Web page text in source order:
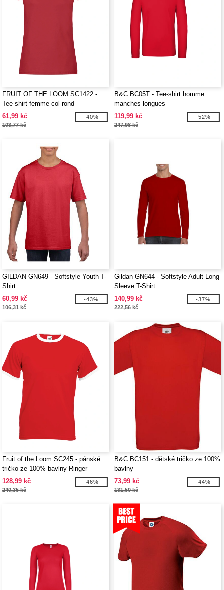
FRUIT OF THE LOOM SC1422 -
Tee-shirt femme col rond
61,99 kč
103,77 kč
-40%
B&C BC05T - Tee-shirt homme
manches longues
119,99 kč
247,98 kč
-52%
GILDAN GN649 - Softstyle Youth T-
Shirt
60,99 kč
106,31 kč
-43%
Gildan GN644 - Softstyle Adult Long
Sleeve T-Shirt
140,99 kč
222,56 kč
-37%
Fruit of the Loom SC245 - pánské
tričko ze 100% bavlny Ringer
128,99 kč
240,35 kč
-46%
B&C BC151 - dětské tričko ze 100%
bavlny
73,99 kč
131,50 kč
-44%